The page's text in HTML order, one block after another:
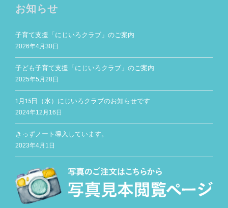
お知らせ
子育て支援「にじいろクラブ」のご案内
2026年4月30日
子ども子育て支援「にじいろクラブ」のご案内
2025年5月28日
1月15日（水）にじいろクラブのお知らせです
2024年12月16日
きっずノート導入しています。
2023年4月1日